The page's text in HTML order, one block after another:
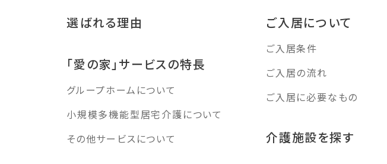
選ばれる理由
「愛の家」サービスの特長
グループホームについて
小規模多機能型居宅介護について
その他サービスについて
ご入居について
ご入居条件
ご入居の流れ
ご入居に必要なもの
介護施設を探す